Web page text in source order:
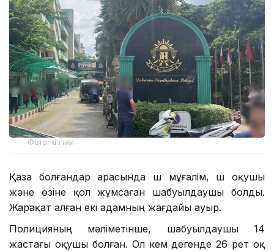
Фото: ข่าวสด
Қаза болғандар арасында үш мұғалім, үш оқушы
және өзіне қол жұмсаған шабуылдаушы болды.
Жарақат алған екі адамның жағдайы ауыр.
Полицияның мәліметінше, шабуылдаушы 14
жастағы оқушы болған. Ол кем дегенде 26 рет оқ